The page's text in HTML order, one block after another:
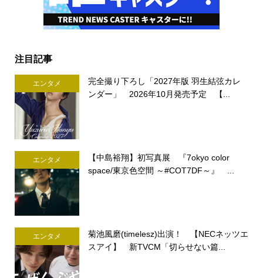
注目記事
エンタメ
完全撮り下ろし「2027年版 羽生結弦カレ
ンダー」 2026年10月発売予定 【...
エンタメ
【中島裕翔】初写真展 『7okyo color
space/東京色空間 ～#COT7DF～』 ...
エンタメ
菊池風磨(timelesz)出演！ 【NECネッツエ
スアイ】 新TVCM「切らせない篇...